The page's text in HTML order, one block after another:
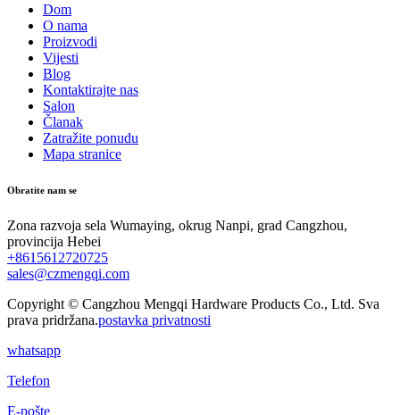
Dom
O nama
Proizvodi
Vijesti
Blog
Kontaktirajte nas
Salon
Članak
Zatražite ponudu
Mapa stranice
Obratite nam se
Zona razvoja sela Wumaying, okrug Nanpi, grad Cangzhou,
provincija Hebei
+8615612720725
sales@czmengqi.com
Copyright © Cangzhou Mengqi Hardware Products Co., Ltd. Sva
prava pridržana.postavka privatnosti
whatsapp
Telefon
E-pošte